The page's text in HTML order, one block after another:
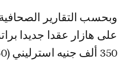
وبحسب التقارير
على هازار عقدا جديدا